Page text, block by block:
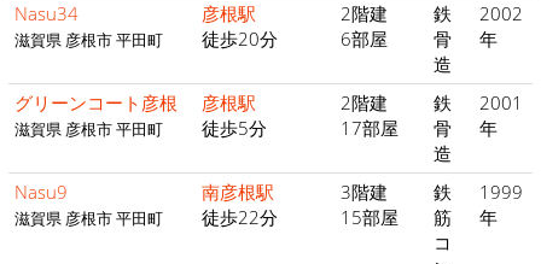
Nasu34
滋賀県 彦根市 平田町
彦根駅
徒歩20分
2階建
6部屋
鉄
骨
造
2002
年
グリーンコート彦根
滋賀県 彦根市 平田町
彦根駅
徒歩5分
2階建
17部屋
鉄
骨
造
2001
年
Nasu9
滋賀県 彦根市 平田町
南彦根駅
徒歩22分
3階建
15部屋
鉄
筋
コ
1999
年